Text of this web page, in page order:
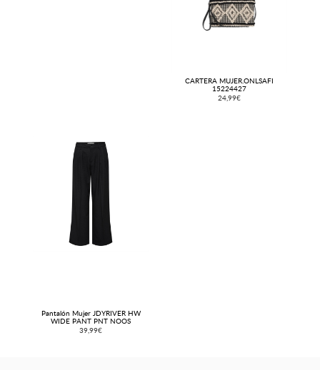
CARTERA MUJER.ONLSAFI
15224427
24,99€
Pantalón Mujer JDYRIVER HW
WIDE PANT PNT NOOS
39,99€